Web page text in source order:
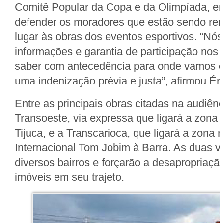
Comitê Popular da Copa e da Olimpíada,
defender os moradores que estão sendo
lugar às obras dos eventos esportivos.
informações e garantia de participação
saber com antecedência para onde
uma indenização prévia e justa”, afirmou
Entre as principais obras citadas na
Transoeste, via expressa que ligará a
Tijuca, e a Transcarioca, que ligará a zona
Internacional Tom Jobim à Barra. As duas
diversos bairros e forçarão a
imóveis em seu trajeto.